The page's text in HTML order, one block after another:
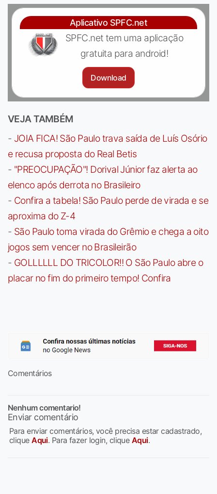
Aplicativo SPFC.net
SPFC.net tem uma aplicação
gratuita para android!
Download
VEJA TAMBÉM
- JOIA FICA! São Paulo trava saída de Luís Osório
e recusa proposta do Real Betis
- "PREOCUPAÇÃO"! Dorival Júnior faz alerta ao
elenco após derrota no Brasileiro
- Confira a tabela! São Paulo perde de virada e se
aproxima do Z-4
- São Paulo toma virada do Grêmio e chega a oito
jogos sem vencer no Brasileirão
- GOLLLLLL DO TRICOLOR!! O São Paulo abre o
placar no fim do primeiro tempo! Confira
Comentários
Nenhum comentario!
Enviar comentário
Para enviar comentários, você precisa estar cadastrado,
cliqueAqui. Para fazer login, clique Aqui.